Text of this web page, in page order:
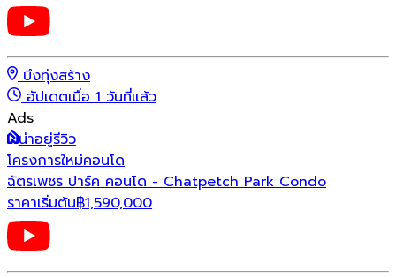
บึงทุ่งสร้าง
อัปเดตเมื่อ 1 วันที่แล้ว
Ads
น่าอยู่รีวิว
โครงการใหม่คอนโด
ฉัตรเพชร ปาร์ค คอนโด - Chatpetch Park Condo
ราคาเริ่มต้น฿1,590,000